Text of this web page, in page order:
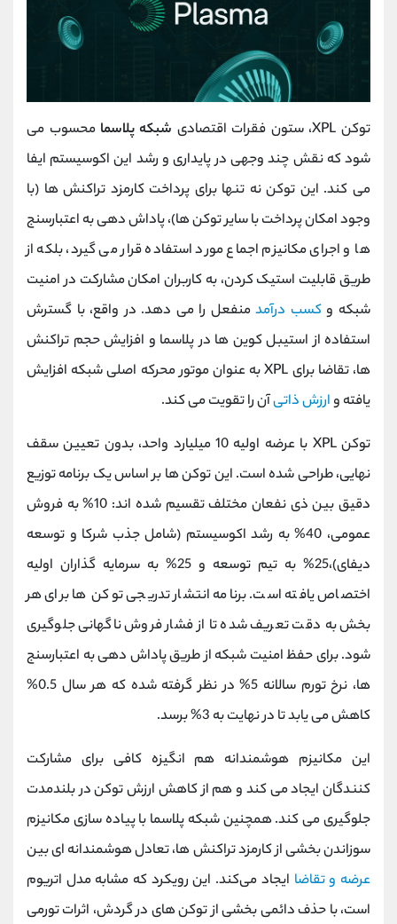
توکن XPL، ستون فقرات اقتصادی شبکه پلاسما محسوب می‌
شود که نقش چند وجهی در پایداری و رشد این اکوسیستم ایفا
می کند. این توکن نه‌ تنها برای پرداخت کارمزد تراکنش‌ ها (با
وجود امکان پرداخت با سایر توکن ‌ها)، پاداش ‌دهی به اعتبارسنج‌
ها و اجرای مکانیزم اجماع مورد استفاده قرار می گیرد، بلکه از
طریق قابلیت استیک کردن، به کاربران امکان مشارکت در امنیت
شبکه وکسب درآمدمنفعل را می ‌دهد. در واقع، با گسترش
استفاده از استیبل‌ کوین ‌ها در پلاسما و افزایش حجم تراکنش‌
ها، تقاضا برای XPL به عنوان موتور محرکه اصلی شبکه افزایش
یافته وارزش ذاتیآن را تقویت می ‌کند.
توکن XPL با عرضه اولیه 10 میلیارد واحد، بدون تعیین سقف
نهایی، طراحی شده است. این توکن ‌ها بر اساس یک برنامه توزیع
دقیق بین ذی نفعان مختلف تقسیم شده ‌اند: 10% به فروش
عمومی، 40% به رشد اکوسیستم (شامل جذب شرکا و توسعه
دیفای)،25% به تیم توسعه و 25% به سرمایه‌ گذاران اولیه
اختصاص یافته است. برنامه انتشار تدریجی توکن ‌ها برای هر
بخش به دقت تعریف شده تا از فشار فروش ناگهانی جلوگیری
شود. برای حفظ امنیت شبکه از طریق پاداش ‌دهی به اعتبارسنج
‌ها، نرخ تورم سالانه 5% در نظر گرفته شده که هر سال 0.5%
کاهش می ‌یابد تا در نهایت به 3% برسد.
این مکانیزم هوشمندانه هم انگیزه کافی برای مشارکت
‌کنندگان ایجاد می‌ کند و هم از کاهش ارزش توکن در بلندمدت
جلوگیری می کند. همچنین شبکه پلاسما با پیاده‌ سازی مکانیزم
سوزاندن بخشی از کارمزد تراکنش‌ ها، تعادل هوشمندانه‌ ای بین
عرضه و تقاضا ایجاد می‌کند. این رویکرد که مشابه مدل اتریوم
است، با حذف دائمی بخشی از توکن‌ های در گردش، اثرات تورمی